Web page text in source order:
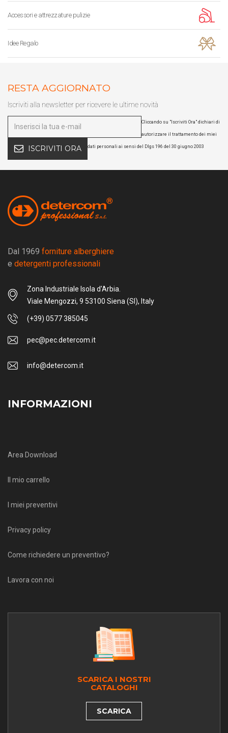
Accessori e attrezzature pulizie
Idee Regalo
RESTA AGGIORNATO
Iscriviti alla newsletter per ricevere le ultime novità
ISCRIVITI ORA
Cliccando su "Iscriviti Ora" dichiari di
autorizzare il trattamento dei miei
dati personali ai sensi del Dlgs 196 del 30 giugno 2003
Dal 1969 forniture alberghiere
e detergenti professionali
Zona Industriale Isola d'Arbia.
Viale Mengozzi, 9 53100 Siena (SI), Italy
(+39) 0577 385045
pec@pec.detercom.it
info@detercom.it
INFORMAZIONI
Area Download
Il mio carrello
I miei preventivi
Privacy policy
Come richiedere un preventivo?
Lavora con noi
SCARICA I NOSTRI
CATALOGHI
SCARICA